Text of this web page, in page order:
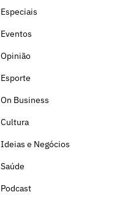
Especiais
Eventos
Opinião
Esporte
On Business
Cultura
Ideias e Negócios
Saúde
Podcast